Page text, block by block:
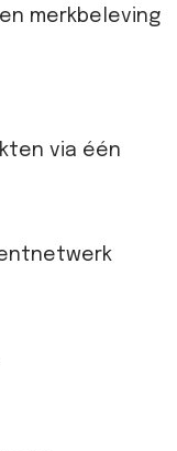
merkbeleving
via één